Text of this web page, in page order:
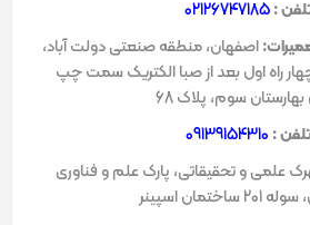
:
02126747185
اصفهان، منطقه صنعتی دولت آباد،
بهارستان 46، چهار راه اول بعد از صبا الکتریک سمت چپ
سوم، پلاک 68
:
علمی و تحقیقاتی، پارک علم و فناوری
اسپینر